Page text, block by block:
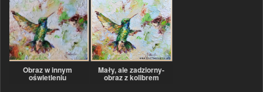
Obraz w innym
oświetleniu
Mały, ale zadziorny-
obraz z kolibrem